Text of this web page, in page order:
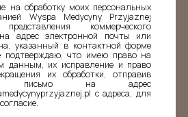
на обработку моих персональных
Wyspa Medycyny Przyjaznej
коммерческого
адрес электронной почты или
указанный в контактной форме
подтверждаю, что имею право на
данным, их исправление и право
их обработки, отправив
письмо на адрес
с адреса, для